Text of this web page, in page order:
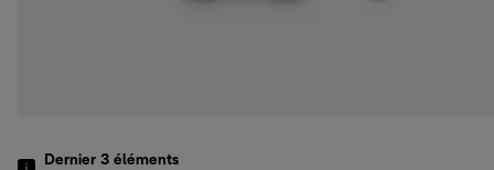
Dernier 3 éléments